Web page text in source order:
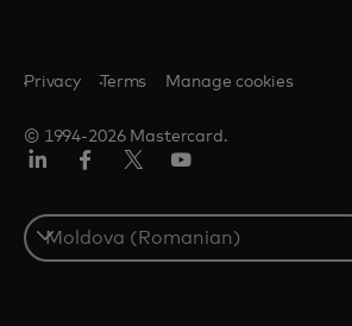
© 1994-2026 Mastercard.
Privacy Terms Manage cookies
Select
a
country